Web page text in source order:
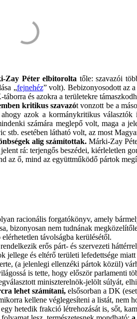
Zay Péter elbitorolta tőle: szavazói
„fejnehéz” volt). Bebizonyosodott az
és azokra a területekre
kritikus szavazót vonzott be a
azok a kormánykritikus
számára meglepő volt, maga a
esetében látható volt, az most
alig számítottak. Márki-Zay
rá: terjengős beszédei, kiérleletlen
az ő, mind az együttműködő pártok
racionális forgatókönyv, amely
nem tudnának
távolságba kerülésétől.
erős párt- és szervezeti
jellege és eltérő területi lefedettsége
(a jelenlegi ellenzéki pártok közül)
is tette, hogy először parlamenti
miniszterelnök-jelölt súlyát,
lehet számítani, elsősorban a DK
kellene véglegesíteni a listát,
hetedik frakció létrehozását is, sőt,